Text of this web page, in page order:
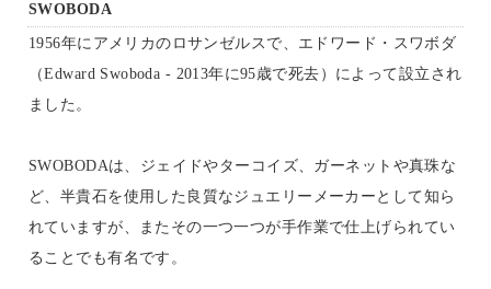
SWOBODA
1956年にアメリカのロサンゼルスで、エドワード・スワボダ
（Edward Swoboda - 2013年に95歳で死去）によって設立され
ました。
SWOBODAは、ジェイドやターコイズ、ガーネットや真珠な
ど、半貴石を使用した良質なジュエリーメーカーとして知ら
れていますが、またその一つ一つが手作業で仕上げられてい
ることでも有名です。